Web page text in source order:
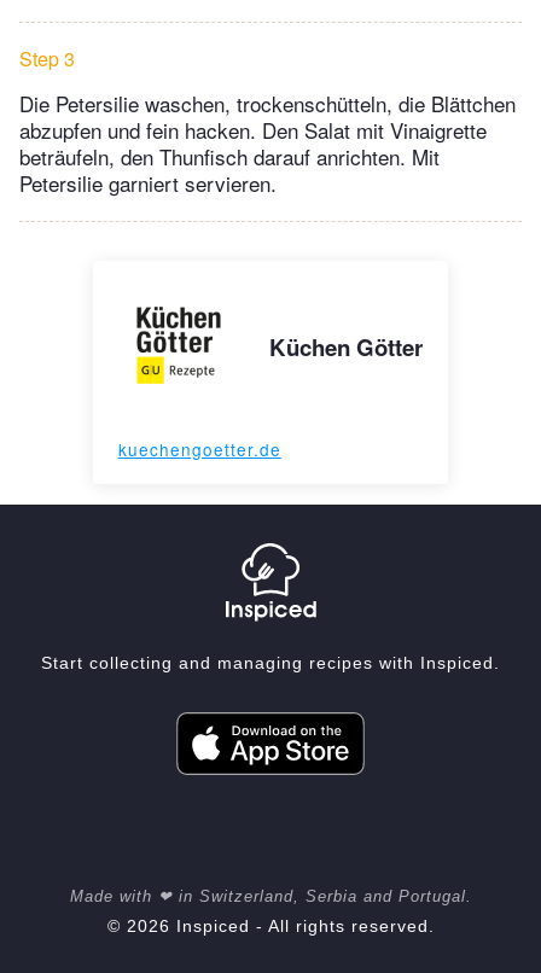
Step 3
Die Petersilie waschen, trockenschütteln, die Blättchen
abzupfen und fein hacken. Den Salat mit Vinaigrette
beträufeln, den Thunfisch darauf anrichten. Mit
Petersilie garniert servieren.
Küchen Götter
kuechengoetter.de
Start collecting and managing recipes with Inspiced.
Made with ❤ in Switzerland, Serbia and Portugal.
© 2026 Inspiced - All rights reserved.